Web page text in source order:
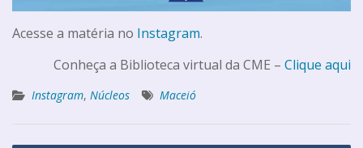
Acesse a matéria no Instagram.
Conheça a Biblioteca virtual da CME – Clique aqui
Instagram, Núcleos Maceió